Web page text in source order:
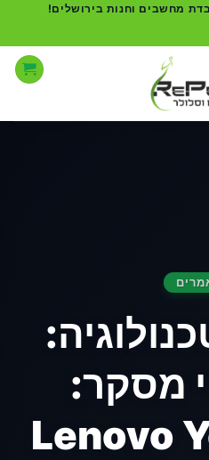
מחשבים וחנות בירושלים!
מסקר:
Lenovo